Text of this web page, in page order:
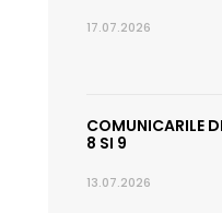
17.07.2026
COMUNICARILE
8 SI 9
13.07.2026